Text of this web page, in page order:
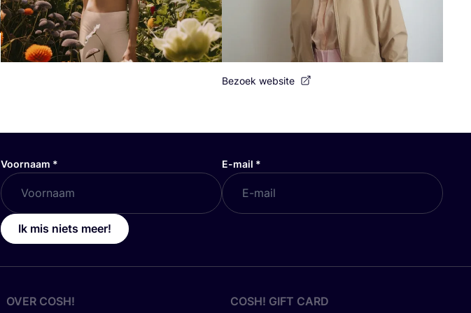
Bezoek website
Voornaam * E-mail *
Ik mis niets meer!
OVER COSH! COSH! GIFT CARD